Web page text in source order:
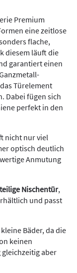
Premium
eine zeitlose
flache,
diesem läuft die
garantiert einen
Türelement
Dabei fügen sich
perfekt in den
nicht nur viel
optisch deutlich
Anmutung
Nischentür,
und passt
Bäder, da die
keinen
aber